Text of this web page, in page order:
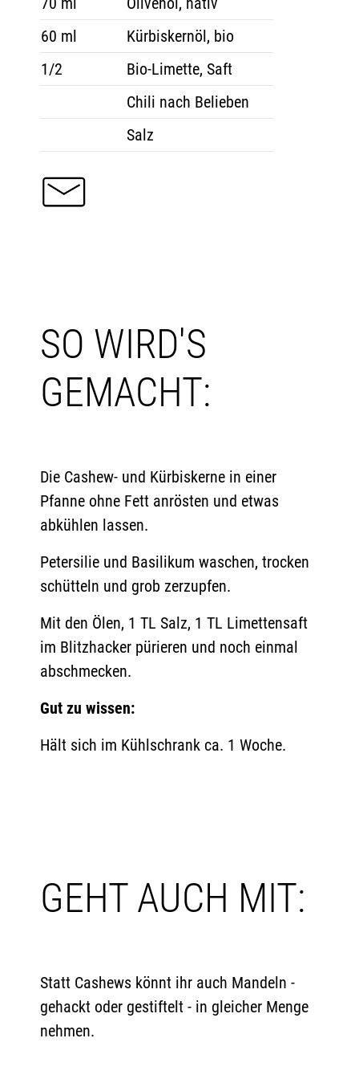
60 ml
Kürbiskernöl, bio
1/2
Bio-Limette, Saft
Chili nach Belieben
Salz
SO WIRD'S
GEMACHT:
Die Cashew- und Kürbiskerne in einer
Pfanne ohne Fett anrösten und etwas
abkühlen lassen.
Petersilie und Basilikum waschen, trocken
schütteln und grob zerzupfen.
Mit den Ölen, 1 TL Salz, 1 TL Limettensaft
im Blitzhacker pürieren und noch einmal
abschmecken.
Gut zu wissen:
Hält sich im Kühlschrank ca. 1 Woche.
GEHT AUCH MIT:
Statt Cashews könnt ihr auch Mandeln -
gehackt oder gestiftelt - in gleicher Menge
nehmen.